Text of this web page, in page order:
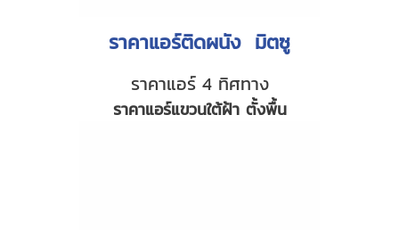
ราคาแอร์ติดผนัง มิตซู
ราคาแอร์ 4 ทิศทาง
ราคาแอร์แขวนใต้ฝ้า ตั้งพื้น